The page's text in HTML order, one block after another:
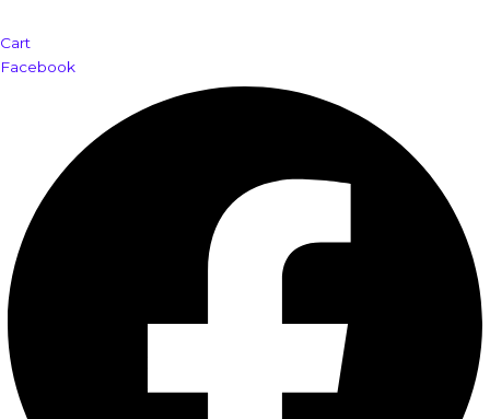
Cart
Facebook